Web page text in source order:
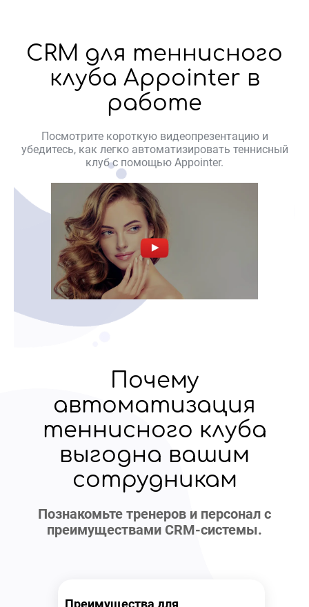
CRM для теннисного
клуба Appointer в
работе
Посмотрите короткую видеопрезентацию и
убедитесь, как легко автоматизировать теннисный
клуб с помощью Appointer.
Почему
автоматизация
теннисного клуба
выгодна вашим
сотрудникам
Познакомьте тренеров и персонал с
преимуществами CRM-системы.
Преимущества для